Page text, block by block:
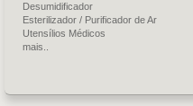
Desumidificador
Esterilizador / Purificador de Ar
Utensílios Médicos
mais..